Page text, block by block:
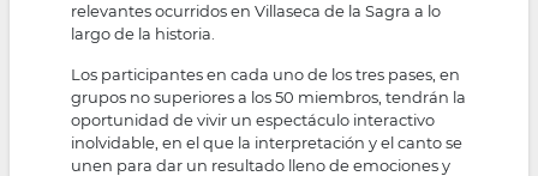
relevantes ocurridos en Villaseca de la Sagra a lo
largo de la historia.
Los participantes en cada uno de los tres pases, en
grupos no superiores a los 50 miembros, tendrán la
oportunidad de vivir un espectáculo interactivo
inolvidable, en el que la interpretación y el canto se
unen para dar un resultado lleno de emociones y